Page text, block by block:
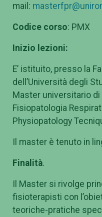
mail:
Codice corso: PMX
Inizio lezioni:
E’ istituito, presso la
dell’Università degli
Master universitario di
Fisiopatologia
Physiopatology
Il master è tenuto in
Finalità.
Il Master si rivolge
fisioterapisti con
teoriche-pratiche